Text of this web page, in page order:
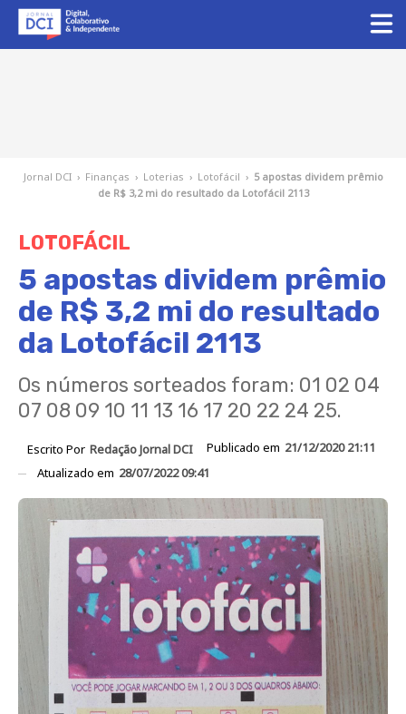
Jornal DCI › Finanças › Loterias › Lotofácil › 5 apostas dividem prêmio
de R$ 3,2 mi do resultado da Lotofácil 2113
LOTOFÁCIL
5 apostas dividem prêmio
de R$ 3,2 mi do resultado
da Lotofácil 2113
Os números sorteados foram: 01 02 04
07 08 09 10 11 13 16 17 20 22 24 25.
Escrito Por Redação Jornal DCI Publicado em 21/12/2020 21:11
Atualizado em 28/07/2022 09:41